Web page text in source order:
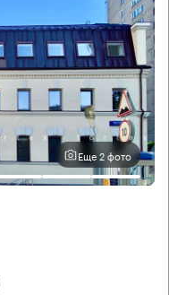
Еще 2 фото